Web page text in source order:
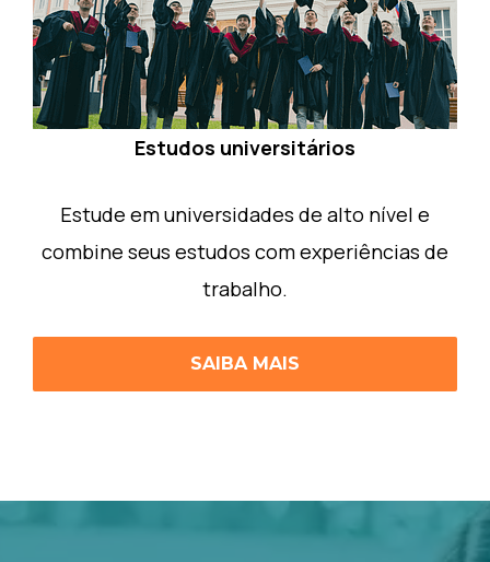
Estudos universitários
Estude em universidades de alto nível e
combine seus estudos com experiências de
trabalho.
SAIBA MAIS